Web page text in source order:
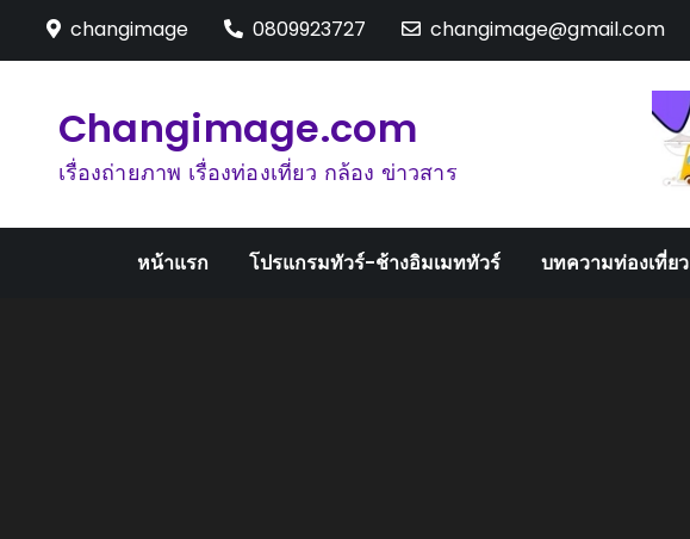
changimage 0809923727 changimage@gmail.com
Changimage.com
เรื่องถ่ายภาพ เรื่องท่องเที่ยว กล้อง ข่าวสาร
หน้าแรก โปรแกรมทัวร์-ช้างอิมเมททัวร์ บทความท่องเที่ยว